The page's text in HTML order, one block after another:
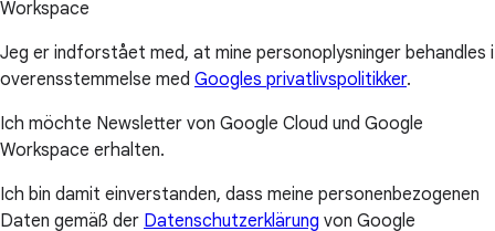
Workspace
Jeg er indforstået med, at mine personoplysninger behandles i
overensstemmelse med Googles privatlivspolitikker.
Ich möchte Newsletter von Google Cloud und Google
Workspace erhalten.
Ich bin damit einverstanden, dass meine personenbezogenen
Daten gemäß der Datenschutzerklärung von Google